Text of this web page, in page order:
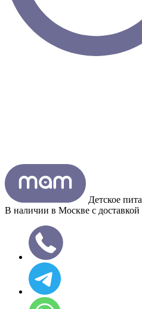
Детское
В наличии в Москве с доставкой